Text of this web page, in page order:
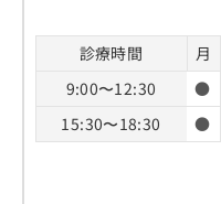
診療時間 月
9:00〜12:30
●
15:30〜18:30
●